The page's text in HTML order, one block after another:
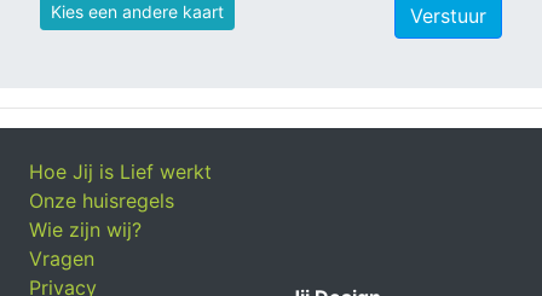
Kies een andere kaart Verstuur
Hoe Jij is Lief werkt
Onze huisregels
Wie zijn wij?
Vragen
Privacy